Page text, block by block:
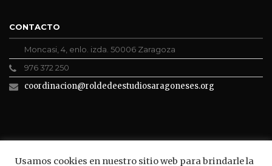
Usamos cookies en nuestro sitio web para brindarle la
CONTACTO
Moncasi, 4, enlo. izda. 50006 Zaragoza
976 372 250
coordinacion@roldedeestudiosaragoneses.org
ROLDE CONECTA